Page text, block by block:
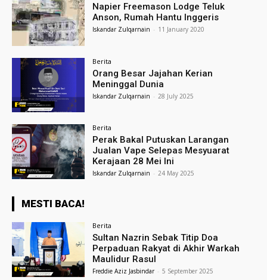
Napier Freemason Lodge Teluk
Anson, Rumah Hantu Inggeris
Iskandar Zulqarnain - 11 January 2020
Berita
Orang Besar Jajahan Kerian
Meninggal Dunia
Iskandar Zulqarnain - 28 July 2025
Berita
Perak Bakal Putuskan Larangan
Jualan Vape Selepas Mesyuarat
Kerajaan 28 Mei Ini
Iskandar Zulqarnain - 24 May 2025
MESTI BACA!
Berita
Sultan Nazrin Sebak Titip Doa
Perpaduan Rakyat di Akhir Warkah
Maulidur Rasul
Freddie Aziz Jasbindar - 5 September 2025